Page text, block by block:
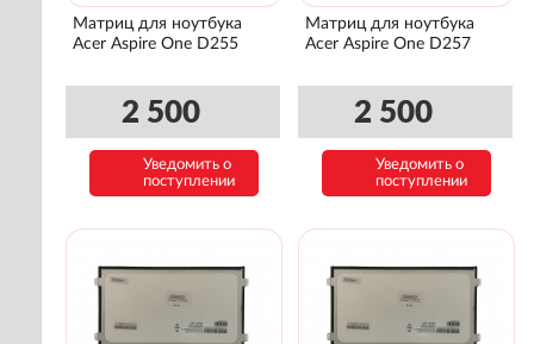
Матриц для ноутбука
Acer Aspire One D255
2 500
Уведомить о
поступлении
Матриц для ноутбука
Acer Aspire One D257
2 500
Уведомить о
поступлении